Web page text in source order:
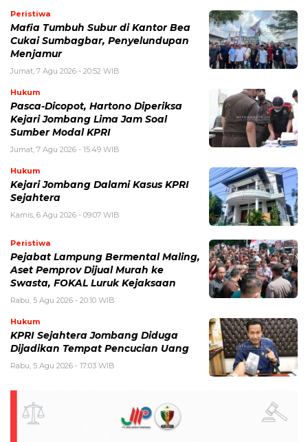
Peristiwa
Mafia Tumbuh Subur di Kantor Bea
Cukai Sumbagbar, Penyelundupan
Menjamur
Jumat, 7 Agu 2026 - 20:52 WIB
Hukum
Pasca-Dicopot, Hartono Diperiksa
Kejari Jombang Lima Jam Soal
Sumber Modal KPRI
Jumat, 7 Agu 2026 - 15:49 WIB
Hukum
Kejari Jombang Dalami Kasus KPRI
Sejahtera
Kamis, 6 Agu 2026 - 09:07 WIB
Peristiwa
Pejabat Lampung Bermental Maling,
Aset Pemprov Dijual Murah ke
Swasta, FOKAL Luruk Kejaksaan
Rabu, 5 Agu 2026 - 20:10 WIB
Hukum
KPRI Sejahtera Jombang Diduga
Dijadikan Tempat Pencucian Uang
Rabu, 5 Agu 2026 - 17:03 WIB